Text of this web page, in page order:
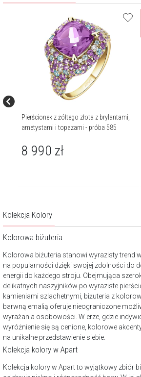
Pierścionek z żółtego złota z brylantami,
ametystami i topazami - próba 585
8 990 zł
Kolekcja Kolory
Kolorowa biżuteria
Kolorowa biżuteria stanowi wyrazisty trend
na popularności dzięki swojej zdolności do
energii do każdego stroju. Obejmująca
delikatnych naszyjników po wyraziste
kamieniami szlachetnymi, biżuteria z
barwną emalią oferuje nieograniczone
wyrażania osobowości. W erze, gdzie
wyróżnienie się są cenione, kolorowe
na unikalne przedstawienie siebie.
Kolekcja kolory w Apart
Kolekcja kolory w Apart to wyjątkowy zbiór